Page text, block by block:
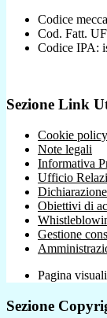
Codice
Cod. Fatt.
Codice IPA:
Sezione Link
Cookie policy
Note legali
Informativa
Ufficio
Obiettivi di
Gestione
Pagina
Sezione